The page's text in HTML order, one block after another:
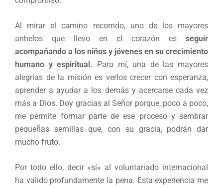
Al mirar el camino recorrido, uno de los mayores
anhelos que llevo en el corazón es seguir
acompañando a los niños y jóvenes en su crecimiento
humano y espiritual. Para mí, una de las mayores
alegrías de la misión es verlos crecer con esperanza,
aprender a ayudar a los demás y acercarse cada vez
más a Dios. Doy gracias al Señor porque, poco a poco,
me permite formar parte de ese proceso y sembrar
pequeñas semillas que, con su gracia, podrán dar
mucho fruto.
Por todo ello, decir «sí» al voluntariado internacional
ha valido profundamente la pena. Esta experiencia me